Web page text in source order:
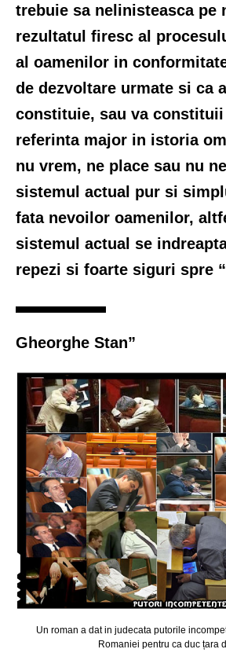
trebuie sa nelinisteasca pe
rezultatul firesc al
al oamenilor in
de dezvoltare urmate si ca
constituie, sau va
referinta major in istoria
nu vrem, ne place sau nu
sistemul actual pur si
fata nevoilor oamenilor,
sistemul actual se
repezi si foarte siguri spre
Gheorghe Stan”
Un roman a dat in judecata putorile
Romaniei pentru ca duc țara